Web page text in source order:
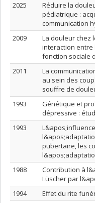
2025
Réduire la
pédiatrique :
communication
2009
La douleur chez
interaction entre
fonction sociale
2011
La
au sein des
souffre de
1993
Génétique et
dépressive :
1993
pubertaire, les
1988
Contribution à
Lüscher par
1994
Effet du rite